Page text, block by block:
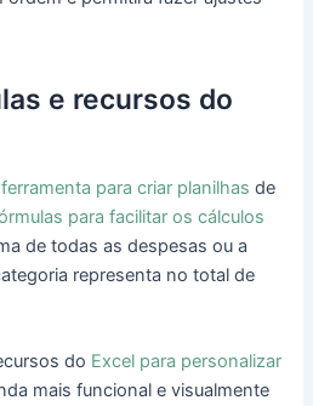
e recursos do
para criar planilhas de
para facilitar os cálculos
de todas as despesas ou a
representa no total de
do Excel para personalizar
mais funcional e visualmente